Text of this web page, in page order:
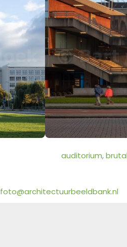
auditorium,
foto@architectuurbeeldbank.nl